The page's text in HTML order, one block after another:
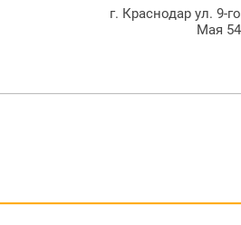
г. Краснодар ул. 9-го
Мая 54